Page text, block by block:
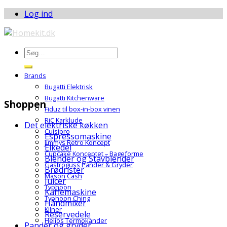
Log ind
Brands
Bugatti Elektrisk
Bugatti Kitchenware
Fiduz til box-in-box vinen
RiC Karklude
Cuisipro
Jimmys Retro Koncept
Cupcake Konceptet – Bageforme
Gastroguss Pander & Gryder
Mason Cash
Typhoon
Typhoon Ching
Kilner
Helios Termokander
Shoppen
Det elektriske køkken
Espressomaskine
Elkedel
Blender og Stavblender
Brødrister
Juicer
Kaffemaskine
Håndmixer
Reservedele